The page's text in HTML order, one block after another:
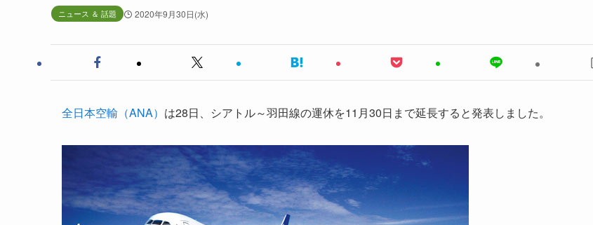
ニュース ＆ 話題 2020年9月30日(水)
全日本空輸（ANA） は28日、シアトル～羽田線の運休を11月30日まで延長すると発表しました。